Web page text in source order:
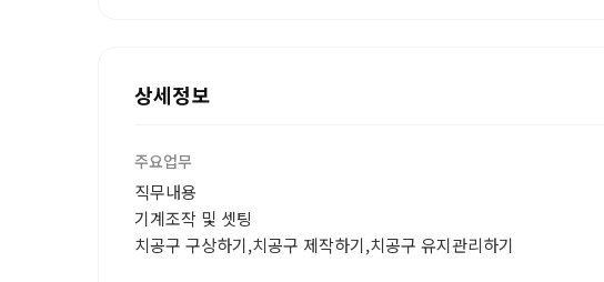
상세정보
주요업무
직무내용
기계조작 및 셋팅
치공구 구상하기,치공구 제작하기,치공구 유지관리하기